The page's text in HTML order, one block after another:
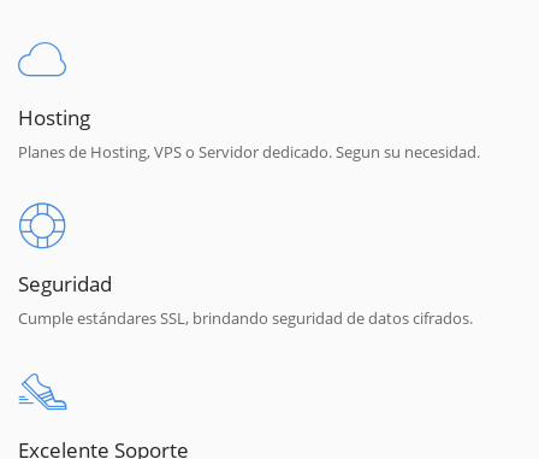
Hosting
Planes de Hosting, VPS o Servidor dedicado. Segun su necesidad.
Seguridad
Cumple estándares SSL, brindando seguridad de datos cifrados.
Excelente Soporte